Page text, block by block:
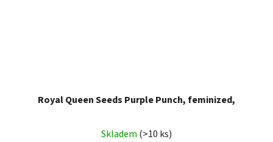
Royal Queen Seeds Purple Punch, feminized,
Skladem (>10 ks)